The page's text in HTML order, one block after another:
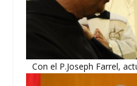
Con el P.Joseph Farrel,